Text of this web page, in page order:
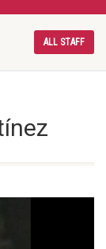
ALL STAFF